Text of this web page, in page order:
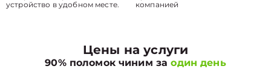
устройство в удобном месте.
компанией
Цены на услуги
90% поломок чиним заодин день